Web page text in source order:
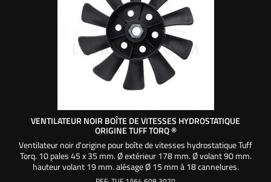
VENTILATEUR NOIR BOÎTE DE VITESSES HYDROSTATIQUE
ORIGINE TUFF TORQ ®
Ventilateur noir d'origine pour boîte de vitesses hydrostatique Tuff
Torq. 10 pales 45 x 35 mm. Ø extérieur 178 mm. Ø volant 90 mm.
hauteur volant 19 mm. alésage Ø 15 mm à 18 cannelures.
Référence origine : 1A646083070SAV - Pièce origine Tuff